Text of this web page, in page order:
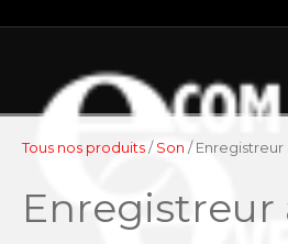
Tous nos produits / Son / Enregistreur
Enregistreur